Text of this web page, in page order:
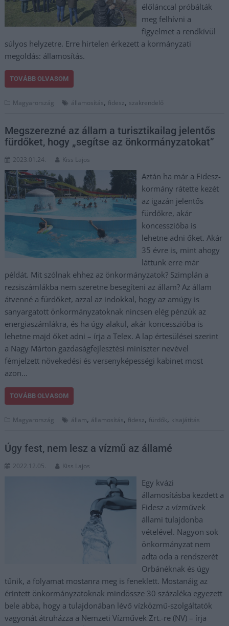
élőlánccal próbálták
meg felhívni a
figyelmet a rendkívül
súlyos helyzetre. Erre hirtelen érkezett a kormányzati
megoldás: államosítás.
TOVÁBB OLVASOM
Magyarország államosítás, fidesz, szakrendelő
Megszerezné az állam a turisztikailag jelentős
fürdőket, hogy „segítse az önkormányzatokat”
2023.01.24. Kiss Lajos
Aztán ha már a Fidesz-
kormány rátette kezét
az igazán jelentős
fürdőkre, akár
koncesszióba is
lehetne adni őket. Akár
35 évre is, mint ahogy
láttunk erre már
példát. Mit szólnak ehhez az önkormányzatok? Szimplán a
rezsiszámlákba nem szeretne besegíteni az állam? Az állam
átvenné a fürdőket, azzal az indokkal, hogy az amúgy is
sanyargatott önkormányzatoknak nincsen elég pénzük az
energiaszámlákra, és ha úgy alakul, akár koncesszióba is
lehetne majd őket adni – írja a Telex. A lap értesülései szerint
a Nagy Márton gazdaságfejlesztési miniszter nevével
fémjelzett növekedési és versenyképességi kabinet most
azon…
TOVÁBB OLVASOM
Magyarország állam, államosítás, fidesz, fürdők, kisajátítás
Úgy fest, nem lesz a vízmű az államé
2022.12.05. Kiss Lajos
Egy kvázi
államosításba kezdett a
Fidesz a vízművek
állami tulajdonba
vételével. Nagyon sok
önkormányzat nem
adta oda a rendszerét
Orbánéknak és úgy
tűnik, a folyamat mostanra meg is feneklett. Mostanáig az
érintett önkormányzatoknak mindössze 30 százaléka egyezett
bele abba, hogy a tulajdonában lévő vízközmű-szolgáltatók
vagyonát átruházza a Nemzeti Vízművek Zrt.-re (NV) – írja